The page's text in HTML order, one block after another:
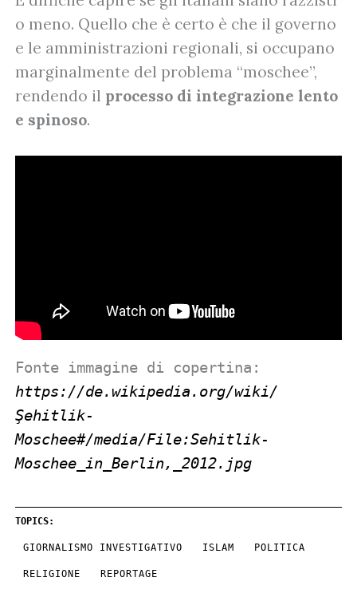
o meno. Quello che è certo è che il governo
e le amministrazioni regionali, si occupano
marginalmente del problema “moschee”,
rendendo il processo di integrazione lento
e spinoso.
Fonte immagine di copertina:
https://de.wikipedia.org/wiki/
Şehitlik-
Moschee#/media/File:Sehitlik-
Moschee_in_Berlin,_2012.jpg
TOPICS:
GIORNALISMO INVESTIGATIVO ISLAM POLITICA
RELIGIONE REPORTAGE